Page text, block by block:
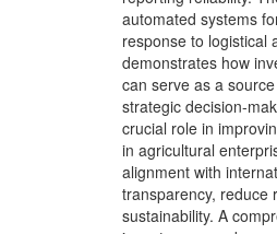
automated systems
response to logistical
demonstrates how
can serve as a
strategic decision-
crucial role in
in agricultural
alignment with
transparency, reduce
sustainability. A